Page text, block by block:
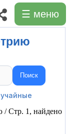
☰ меню
Поиск
/ Стр. 1, найдено